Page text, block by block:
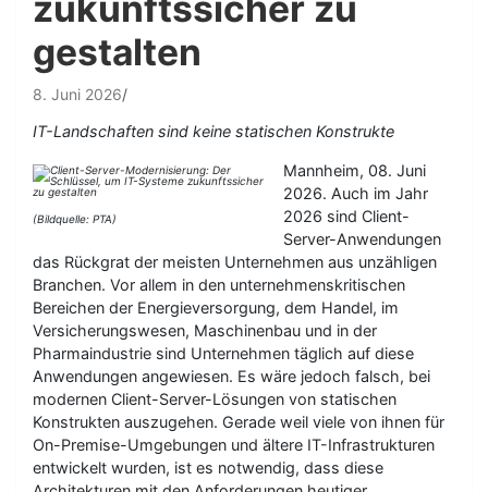
gestalten
8. Juni 2026
IT-Landschaften sind keine statischen Konstrukte
(Bildquelle: PTA)
Mannheim, 08. Juni
2026. Auch im Jahr
2026 sind Client-
Server-Anwendungen
das Rückgrat der meisten Unternehmen aus unzähligen
Branchen. Vor allem in den unternehmenskritischen
Bereichen der Energieversorgung, dem Handel, im
Versicherungswesen, Maschinenbau und in der
Pharmaindustrie sind Unternehmen täglich auf diese
Anwendungen angewiesen. Es wäre jedoch falsch, bei
modernen Client-Server-Lösungen von statischen
Konstrukten auszugehen. Gerade weil viele von ihnen für
On-Premise-Umgebungen und ältere IT-Infrastrukturen
entwickelt wurden, ist es notwendig, dass diese